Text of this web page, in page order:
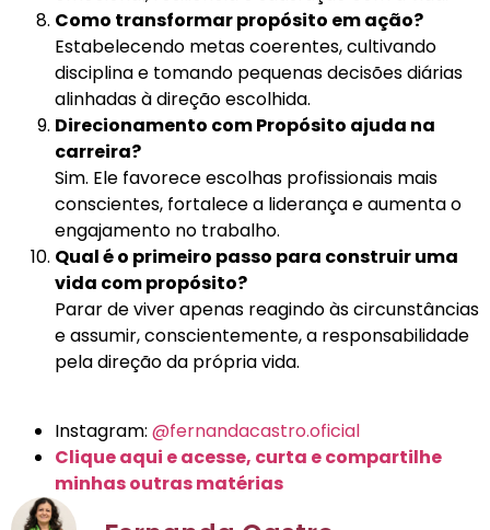
Como transformar propósito em ação?
Estabelecendo metas coerentes, cultivando
disciplina e tomando pequenas decisões diárias
alinhadas à direção escolhida.
Direcionamento com Propósito ajuda na
carreira?
Sim. Ele favorece escolhas profissionais mais
conscientes, fortalece a liderança e aumenta o
engajamento no trabalho.
Qual é o primeiro passo para construir uma
vida com propósito?
Parar de viver apenas reagindo às circunstâncias
e assumir, conscientemente, a responsabilidade
pela direção da própria vida.
Instagram: @fernandacastro.oficial
Clique aqui e acesse, curta e compartilhe
minhas outras matérias